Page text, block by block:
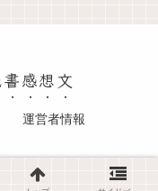
感想文
運営者情報
書感想文.